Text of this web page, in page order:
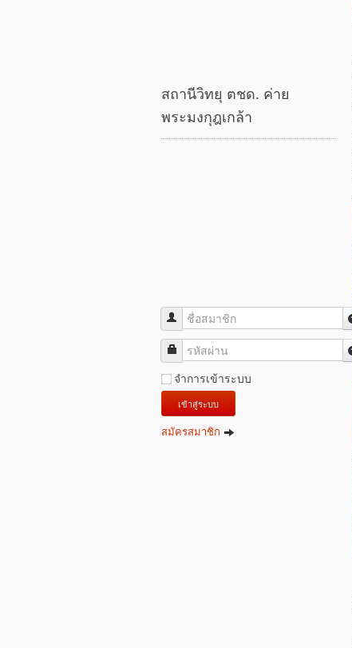
สถานีวิทยุ ตชด. ค่าย
พระมงกุฎเกล้า
ชื่อสมาชิก
รหัสผ่าน
จำการเข้าระบบ
เข้าสู่ระบบ
สมัครสมาชิก